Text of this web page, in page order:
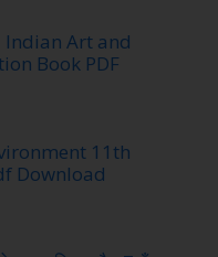
Art and
Book PDF
11th
Download